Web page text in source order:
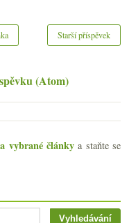
Starší příspěvek
(Atom)
vybrané články a staňte se